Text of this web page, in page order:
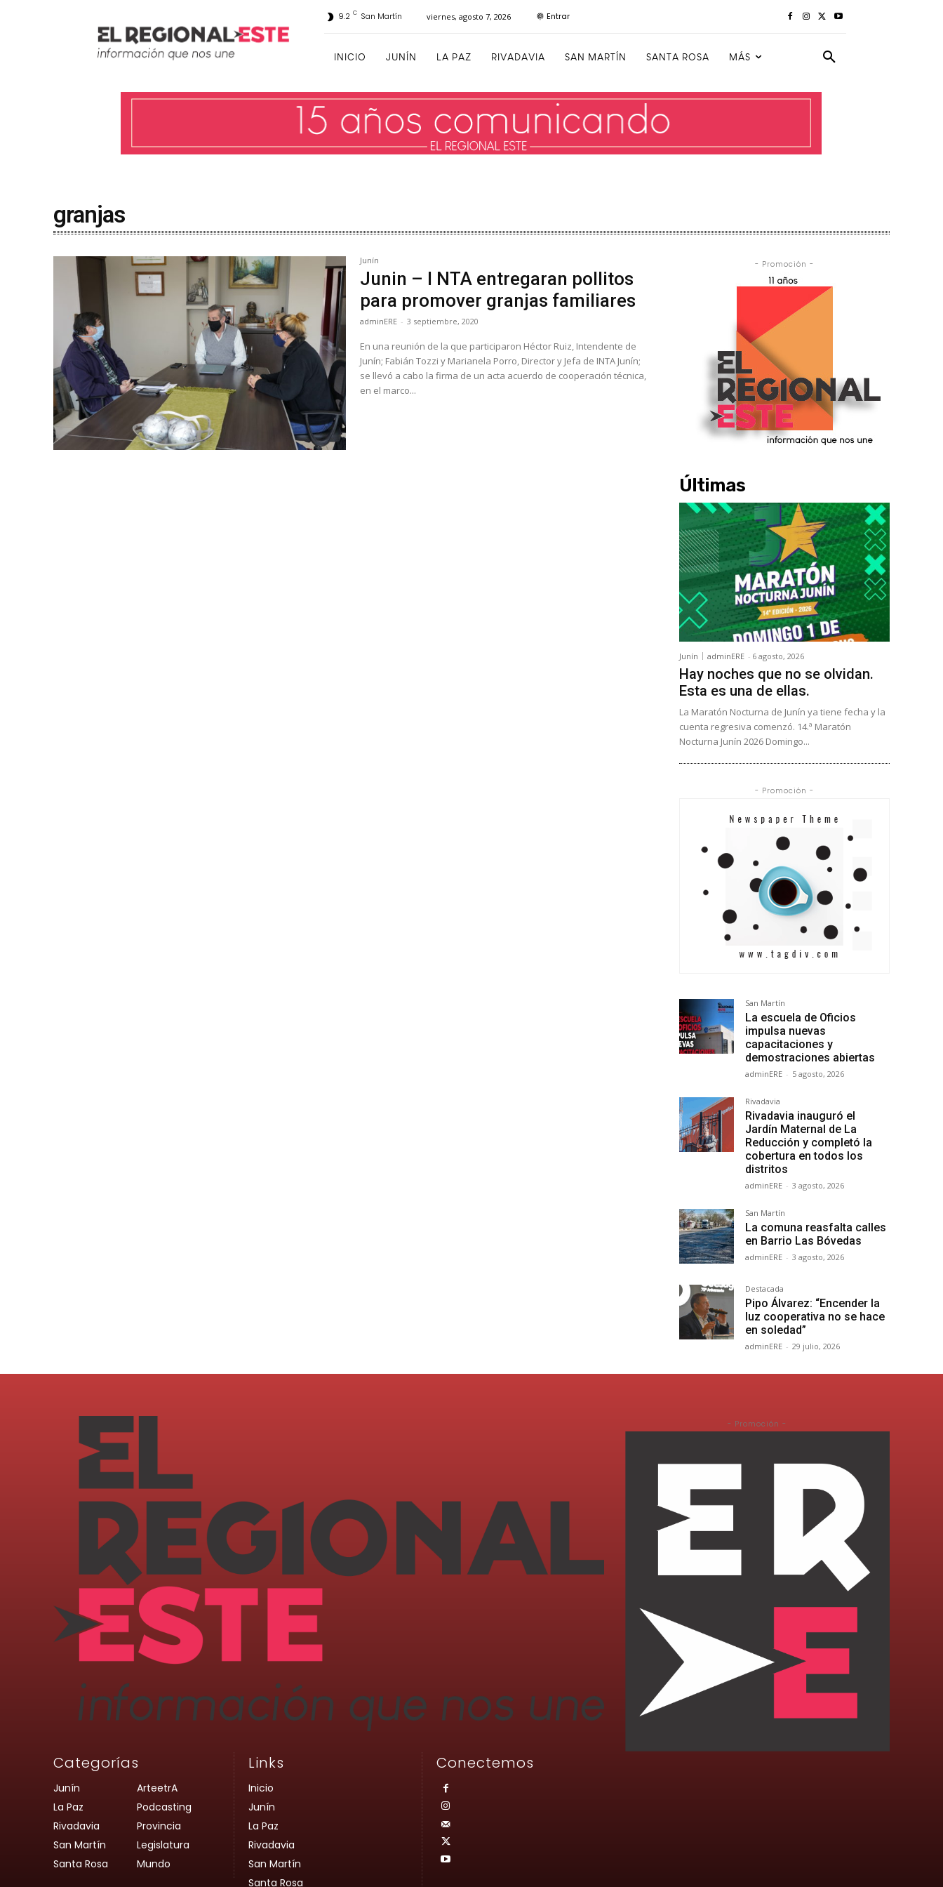
9.2 C San Martín viernes, agosto 7, 2026 Entrar
INICIO JUNÍN LA PAZ RIVADAVIA SAN MARTÍN SANTA ROSA MÁS
granjas
Junín
Junin – I NTA entregaran pollitos
para promover granjas familiares
adminERE - 3 septiembre, 2020
En una reunión de la que participaron Héctor Ruiz, Intendente de
Junín; Fabián Tozzi y Marianela Porro, Director y Jefa de INTA Junín;
se llevó a cabo la firma de un acta acuerdo de cooperación técnica,
en el marco...
- Promoción -
Últimas
Junín adminERE - 6 agosto, 2026
Hay noches que no se olvidan.
Esta es una de ellas.
La Maratón Nocturna de Junín ya tiene fecha y la
cuenta regresiva comenzó. 14.ª Maratón
Nocturna Junín 2026 Domingo...
- Promoción -
San Martín
La escuela de Oficios
impulsa nuevas
capacitaciones y
demostraciones abiertas
adminERE - 5 agosto, 2026
Rivadavia
Rivadavia inauguró el
Jardín Maternal de La
Reducción y completó la
cobertura en todos los
distritos
adminERE - 3 agosto, 2026
San Martín
La comuna reasfalta calles
en Barrio Las Bóvedas
adminERE - 3 agosto, 2026
Destacada
Pipo Álvarez: “Encender la
luz cooperativa no se hace
en soledad”
adminERE - 29 julio, 2026
Categorías
Junín
La Paz
Rivadavia
San Martín
Santa Rosa
ArteetrA
Podcasting
Provincia
Legislatura
Mundo
Links
Inicio
Junín
La Paz
Rivadavia
San Martín
Santa Rosa
Conectemos
- Promoción -